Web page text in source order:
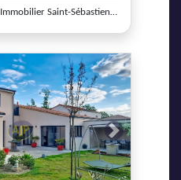
REF4172WB - AJP Immobilier Saint-Sébastien-sur-Loire
Next